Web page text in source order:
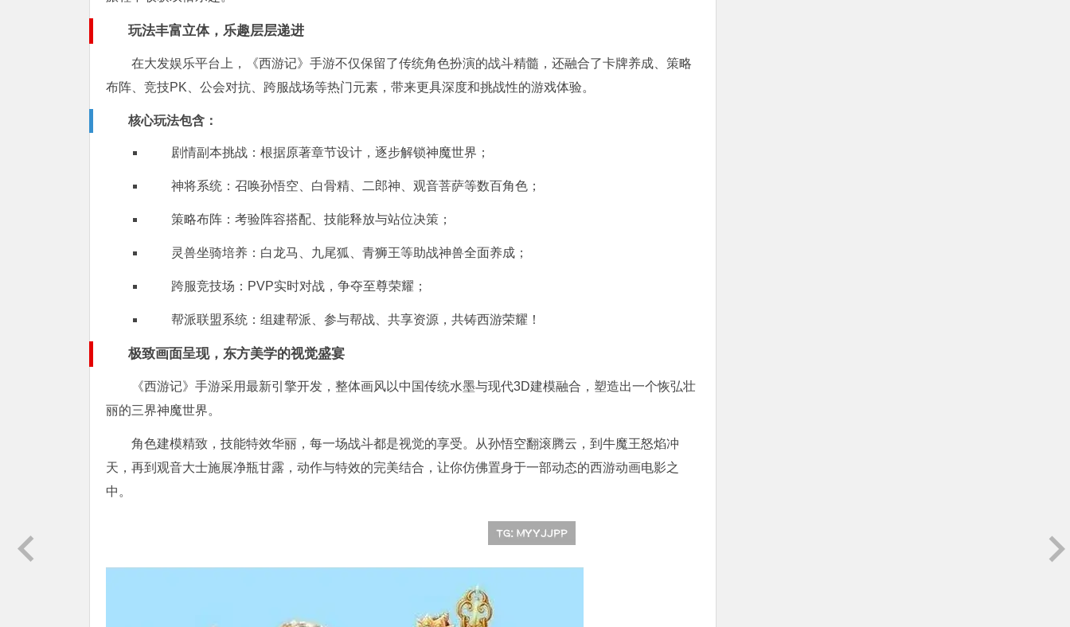
玩法丰富立体，乐趣层层递进
在大发娱乐平台上，《西游记》手游不仅保留了传统角色扮演的战斗精髓，还融合了卡牌养成、策略
布阵、竞技PK、公会对抗、跨服战场等热门元素，带来更具深度和挑战性的游戏体验。
核心玩法包含：
剧情副本挑战：根据原著章节设计，逐步解锁神魔世界；
神将系统：召唤孙悟空、白骨精、二郎神、观音菩萨等数百角色；
策略布阵：考验阵容搭配、技能释放与站位决策；
灵兽坐骑培养：白龙马、九尾狐、青狮王等助战神兽全面养成；
跨服竞技场：PVP实时对战，争夺至尊荣耀；
帮派联盟系统：组建帮派、参与帮战、共享资源，共铸西游荣耀！
极致画面呈现，东方美学的视觉盛宴
《西游记》手游采用最新引擎开发，整体画风以中国传统水墨与现代3D建模融合，塑造出一个恢弘壮
丽的三界神魔世界。
角色建模精致，技能特效华丽，每一场战斗都是视觉的享受。从孙悟空翻滚腾云，到牛魔王怒焰冲
天，再到观音大士施展净瓶甘露，动作与特效的完美结合，让你仿佛置身于一部动态的西游动画电影之
中。